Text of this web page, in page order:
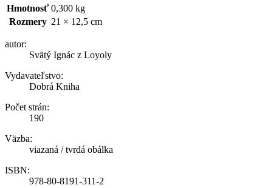
Hmotnosť 0,300 kg
Rozmery 21 × 12,5 cm
autor:
Svätý Ignác z Loyoly
Vydavateľstvo:
Dobrá Kniha
Počet strán:
190
Väzba:
viazaná / tvrdá obálka
ISBN:
978-80-8191-311-2